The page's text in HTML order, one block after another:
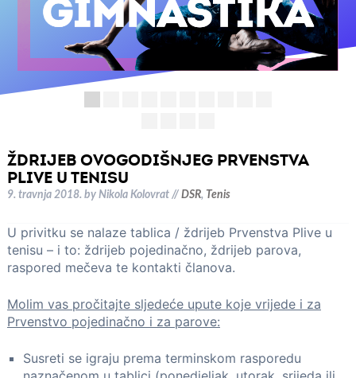
ŽDRIJEB OVOGODIŠNJEG PRVENSTVA
PLIVE U TENISU
9. travnja 2018. by Nikola Kolovrat// DSR, Tenis
U privitku se nalaze tablica / ždrijeb Prvenstva Plive u
tenisu – i to: ždrijeb pojedinačno, ždrijeb parova,
raspored mečeva te kontakti članova.
Molim vas pročitajte sljedeće upute koje vrijede i za
Prvenstvo pojedinačno i za parove:
Susreti se igraju prema terminskom rasporedu